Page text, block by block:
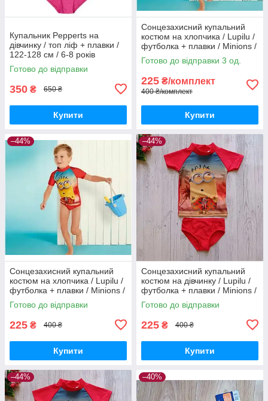
Купальник Pepperts на
дівчинку / топ ліф + плавки /
122-128 см / 6-8 років
Готово до відправки
350 ₴ 650 ₴
Купити
Сонцезахисний купальний
костюм на хлопчика / Lupilu /
футболка + плавки / Minions /
р.74-80 – 6-12 місяців
Готово до відправки 3 од.
225 ₴/комплект
400 ₴/комплект
Купити
–44%
Сонцезахисний купальний
костюм на хлопчика / Lupilu /
футболка + плавки / Minions /
р.86-92, 12-24 місяців
Готово до відправки
225 ₴ 400 ₴
Купити
–44%
Сонцезахисний купальний
костюм на дівчинку / Lupilu /
футболка + плавки / Minions /
р.86-92, 12-24 місяців
Готово до відправки
225 ₴ 400 ₴
Купити
–44% –40%